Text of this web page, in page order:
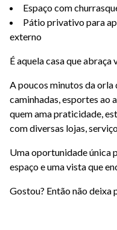
Espaço com
Pátio privativo para
externo
É aquela casa que abraça
A poucos minutos da
caminhadas, esportes ao
quem ama praticidade,
com diversas lojas,
Uma oportunidade única
espaço e uma vista que
Gostou? Então não deixa